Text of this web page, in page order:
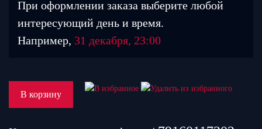
При оформлении заказа выберите любой
интересующий день и время.
Например, 31 декабря, 23:00
В корзину